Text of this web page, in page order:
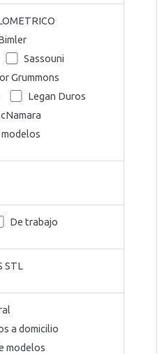
Sassouni
Grummons
Legan Duros
De trabajo
STL
a domicilio
modelos